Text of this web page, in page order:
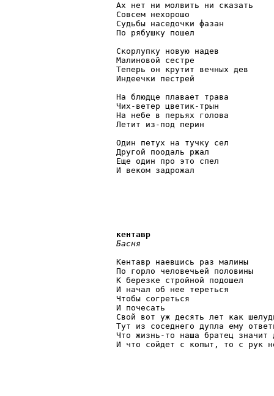
Ах нет ни молвить ни сказать
Совсем нехорошо
Судьбы наседочки фазан
По рябушку пошел
Скорлупку новую надев
Малиновой сестре
Теперь он крутит вечных дев
Индеечки пестрей
На блюдце плавает трава
Чих-ветер цветик-трын
На небе в перьях голова
Летит из-под перин
Один петух на тучку сел
Другой поодаль ржал
Еще один про это спел
И веком задрожал
кентавр
Басня
Кентавр наевшись раз малины
По горло человечьей половины
К березке стройной подошел
И начал об нее тереться
Чтобы согреться
И почесать
Свой вот уж десять лет как
Тут из соседнего дупла ему
Что жизнь-то наша братец значит
И что сойдет с копыт, то с рук